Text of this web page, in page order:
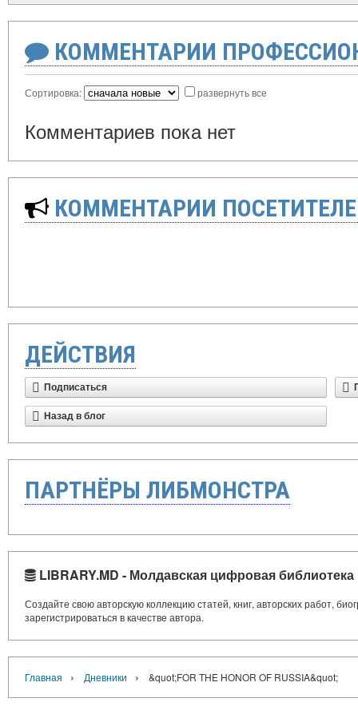
КОММЕНТАРИИ
Сортировка: развернуть все
Комментариев пока нет
КОММЕНТАРИИ
ДЕЙСТВИЯ
Подписаться
Назад в блог
ПАРТНЁРЫ ЛИБМОНСТРА
LIBRARY.MD - Молдавская цифровая библиотека
Создайте свою авторскую коллекцию статей, книг, авторских работ,
зарегистрироваться в качестве автора.
Главная › Дневники › &quot;FOR THE HONOR OF RUSSIA&quot;